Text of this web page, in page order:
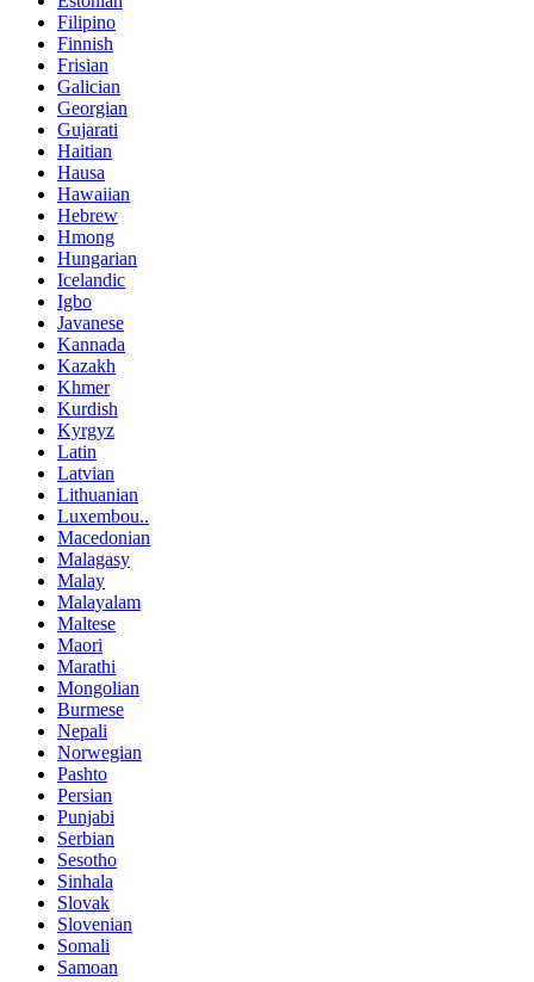
Filipino
Finnish
Frisian
Galician
Georgian
Gujarati
Haitian
Hausa
Hawaiian
Hebrew
Hmong
Hungarian
Icelandic
Igbo
Javanese
Kannada
Kazakh
Khmer
Kurdish
Kyrgyz
Latin
Latvian
Lithuanian
Luxembou..
Macedonian
Malagasy
Malay
Malayalam
Maltese
Maori
Marathi
Mongolian
Burmese
Nepali
Norwegian
Pashto
Persian
Punjabi
Serbian
Sesotho
Sinhala
Slovak
Slovenian
Somali
Samoan